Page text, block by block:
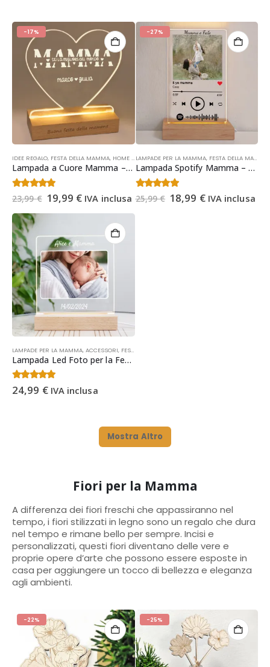
-17%
IDEE REGALO, FESTA DELLA MAMMA, HOME DECOR ,IDEE REGALO NATALE,LAMPADE PER LA
Lampada a Cuore Mamma – Lampada Personalizzata con Dedica per la Mamma – Regalo Natale, Festa della Mamma, Compleanno
4.53 Su 5
23,99€ Il
prezzo
originale
23,99 €.
19,99 €Il
attuale
19,99 €.
IVA inclusa
-27%
LAMPADE PER LA MAMMA, FESTA DELLA MAMMA
Lampada Spotify Mamma – Regalo Festa della Mamma – Lampada Personalizzata con Foto Regalo Mamma Natale, Compleanno
4.36 Su 5
25,99€ Il
prezzo
18,99 €IlIVA inclusa
LAMPADE PER LA MAMMA, ACCESSORI, FESTA DELLA MAMMA
Lampada Led Foto per la Festa della Mamma – Lampada Personalizzata, Regalo Personalizzato Mamma per Natale, Compleanno
4.57 Su 5
24,99 € IVA inclusa
Mostra Altro
Fiori per la Mamma
A differenza dei fiori freschi che appassiranno nel
tempo, i fiori stilizzati in legno sono un regalo che dura
nel tempo e rimane bello per sempre. Incisi e
personalizzati, questi fiori diventano delle vere e
proprie opere d’arte che possono essere esposte in
casa per aggiungere un tocco di bellezza e eleganza
agli ambienti.
-22% -25%